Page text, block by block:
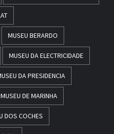
MUSEU BERARDO
MUSEU DA ELECTRICIDADE
DA PRESIDENCIA
MUSEU DE MARINHA
DOS COCHES